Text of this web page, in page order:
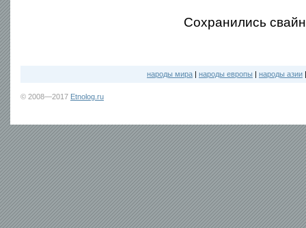
Сохранились
народы мира | народы европы | народы азии
© 2008—2017 Etnolog.ru